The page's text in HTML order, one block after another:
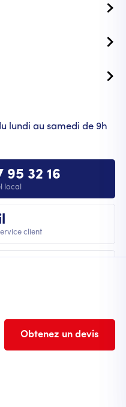
Obtenez un devis
lundi au samedi de 9h
95 32 16
local
client